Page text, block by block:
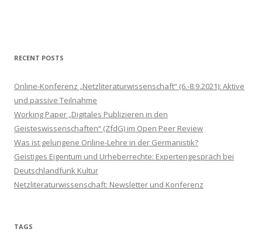
RECENT POSTS
Online-Konferenz „Netzliteraturwissenschaft“ (6.-8.9.2021): Aktive
und passive Teilnahme
Working Paper „Digitales Publizieren in den
Geisteswissenschaften“ (ZfdG) im Open Peer Review
Was ist gelungene Online-Lehre in der Germanistik?
Geistiges Eigentum und Urheberrechte: Expertengespräch bei
Deutschlandfunk Kultur
Netzliteraturwissenschaft: Newsletter und Konferenz
TAGS